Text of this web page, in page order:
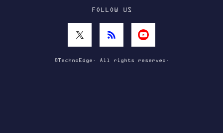
FOLLOW US
©TechnoEdge. All rights reserved.